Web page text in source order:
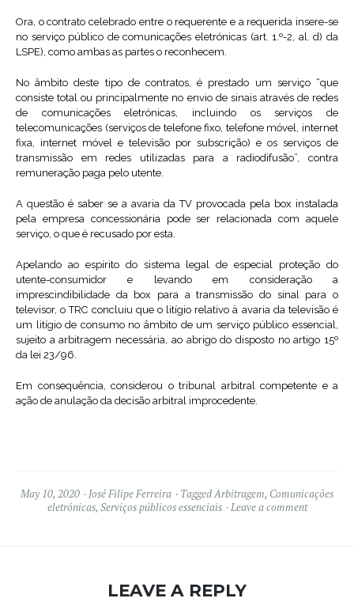
Ora, o contrato celebrado entre o requerente e a requerida insere-se
no serviço público de comunicações eletrónicas (art. 1.º-2, al. d) da
LSPE), como ambas as partes o reconhecem.
No âmbito deste tipo de contratos, é prestado um serviço “que
consiste total ou principalmente no envio de sinais através de redes
de comunicações eletrónicas, incluindo os serviços de
telecomunicações (serviços de telefone fixo, telefone móvel, internet
fixa, internet móvel e televisão por subscrição) e os serviços de
transmissão em redes utilizadas para a radiodifusão”, contra
remuneração paga pelo utente.
A questão é saber se a avaria da TV provocada pela box instalada
pela empresa concessionária pode ser relacionada com aquele
serviço, o que é recusado por esta.
Apelando ao espírito do sistema legal de especial proteção do
utente-consumidor e levando em consideração a
imprescindibilidade da box para a transmissão do sinal para o
televisor, o TRC concluiu que o litígio relativo à avaria da televisão é
um litígio de consumo no âmbito de um serviço público essencial,
sujeito a arbitragem necessária, ao abrigo do disposto no artigo 15º
da lei 23/96.
Em consequência, considerou o tribunal arbitral competente e a
ação de anulação da decisão arbitral improcedente.
May 10, 2020 José Filipe Ferreira TaggedArbitragem, Comunicações
eletrónicas, Serviços públicos essenciais Leave a comment
LEAVE A REPLY